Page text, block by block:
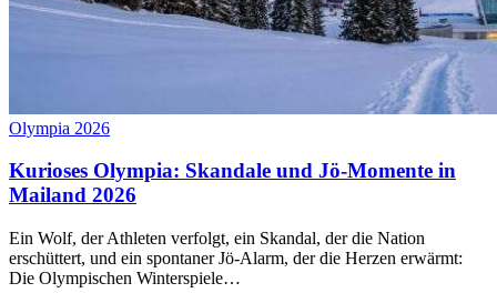
Olympia 2026
Kurioses Olympia: Skandale und Jö-Momente in
Mailand 2026
Ein Wolf, der Athleten verfolgt, ein Skandal, der die Nation
erschüttert, und ein spontaner Jö-Alarm, der die Herzen erwärmt:
Die Olympischen Winterspiele…